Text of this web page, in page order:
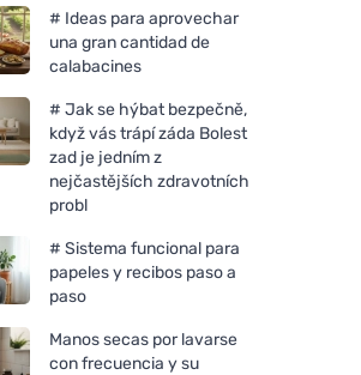
# Ideas para aprovechar
una gran cantidad de
calabacines
# Jak se hýbat bezpečně,
když vás trápí záda Bolest
zad je jedním z
nejčastějších zdravotních
probl
# Sistema funcional para
papeles y recibos paso a
paso
Manos secas por lavarse
con frecuencia y su